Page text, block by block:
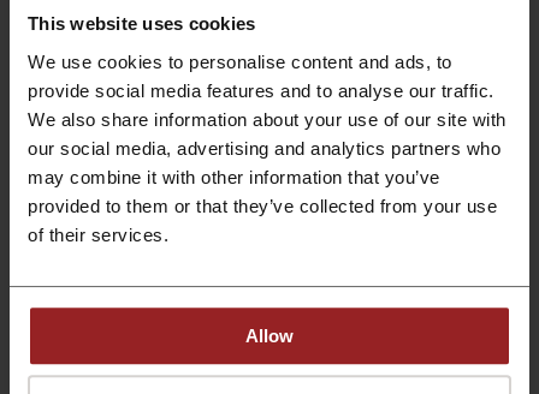
This website uses cookies
We use cookies to personalise content and ads, to
provide social media features and to analyse our traffic.
We also share information about your use of our site with
our social media, advertising and analytics partners who
may combine it with other information that you’ve
provided to them or that they’ve collected from your use
of their services.
Allow
11.08.2026